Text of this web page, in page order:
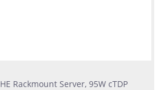
Rackmount Server, 95W cTDP